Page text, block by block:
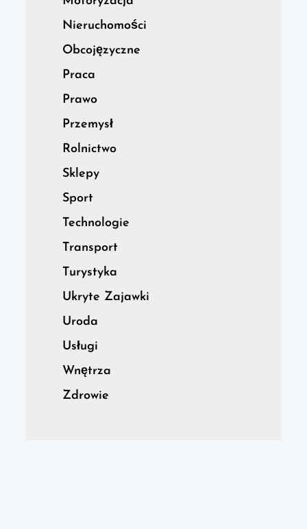
Nieruchomości
Obcojęzyczne
Praca
Prawo
Przemysł
Rolnictwo
Sklepy
Sport
Technologie
Transport
Turystyka
Ukryte Zajawki
Uroda
Usługi
Wnętrza
Zdrowie